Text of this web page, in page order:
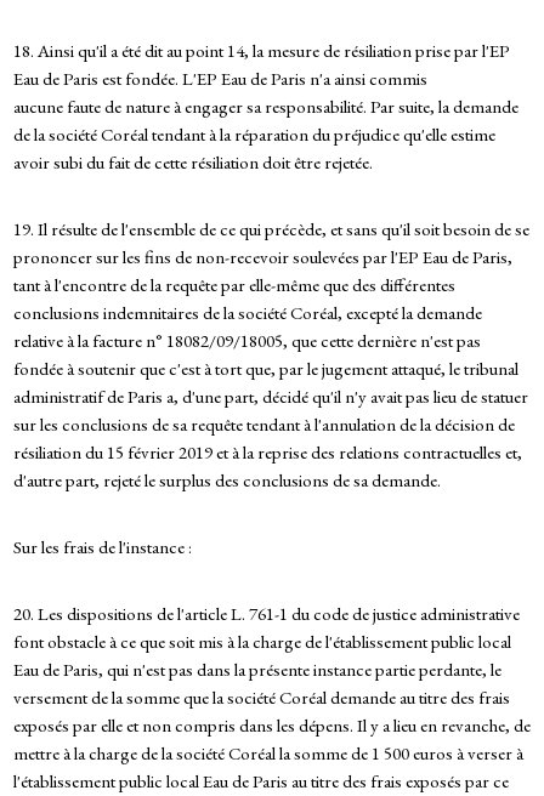
18. Ainsi qu'il a été dit au point 14, la mesure de résiliation prise par l'EP
Eau de Paris est fondée. L'EP Eau de Paris n'a ainsi commis
aucune faute de nature à engager sa responsabilité. Par suite, la demande
de la société Coréal tendant à la réparation du préjudice qu'elle estime
avoir subi du fait de cette résiliation doit être rejetée.
19. Il résulte de l'ensemble de ce qui précède, et sans qu'il soit besoin de se
prononcer sur les fins de non-recevoir soulevées par l'EP Eau de Paris,
tant à l'encontre de la requête par elle-même que des différentes
conclusions indemnitaires de la société Coréal, excepté la demande
relative à la facture n° 18082/09/18005, que cette dernière n'est pas
fondée à soutenir que c'est à tort que, par le jugement attaqué, le tribunal
administratif de Paris a, d'une part, décidé qu'il n'y avait pas lieu de statuer
sur les conclusions de sa requête tendant à l'annulation de la décision de
résiliation du 15 février 2019 et à la reprise des relations contractuelles et,
d'autre part, rejeté le surplus des conclusions de sa demande.
Sur les frais de l'instance :
20. Les dispositions de l'article L. 761-1 du code de justice administrative
font obstacle à ce que soit mis à la charge de l'établissement public local
Eau de Paris, qui n'est pas dans la présente instance partie perdante, le
versement de la somme que la société Coréal demande au titre des frais
exposés par elle et non compris dans les dépens. Il y a lieu en revanche, de
mettre à la charge de la société Coréal la somme de 1 500 euros à verser à
l'établissement public local Eau de Paris au titre des frais exposés par ce